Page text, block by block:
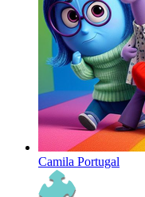
Camila Portugal